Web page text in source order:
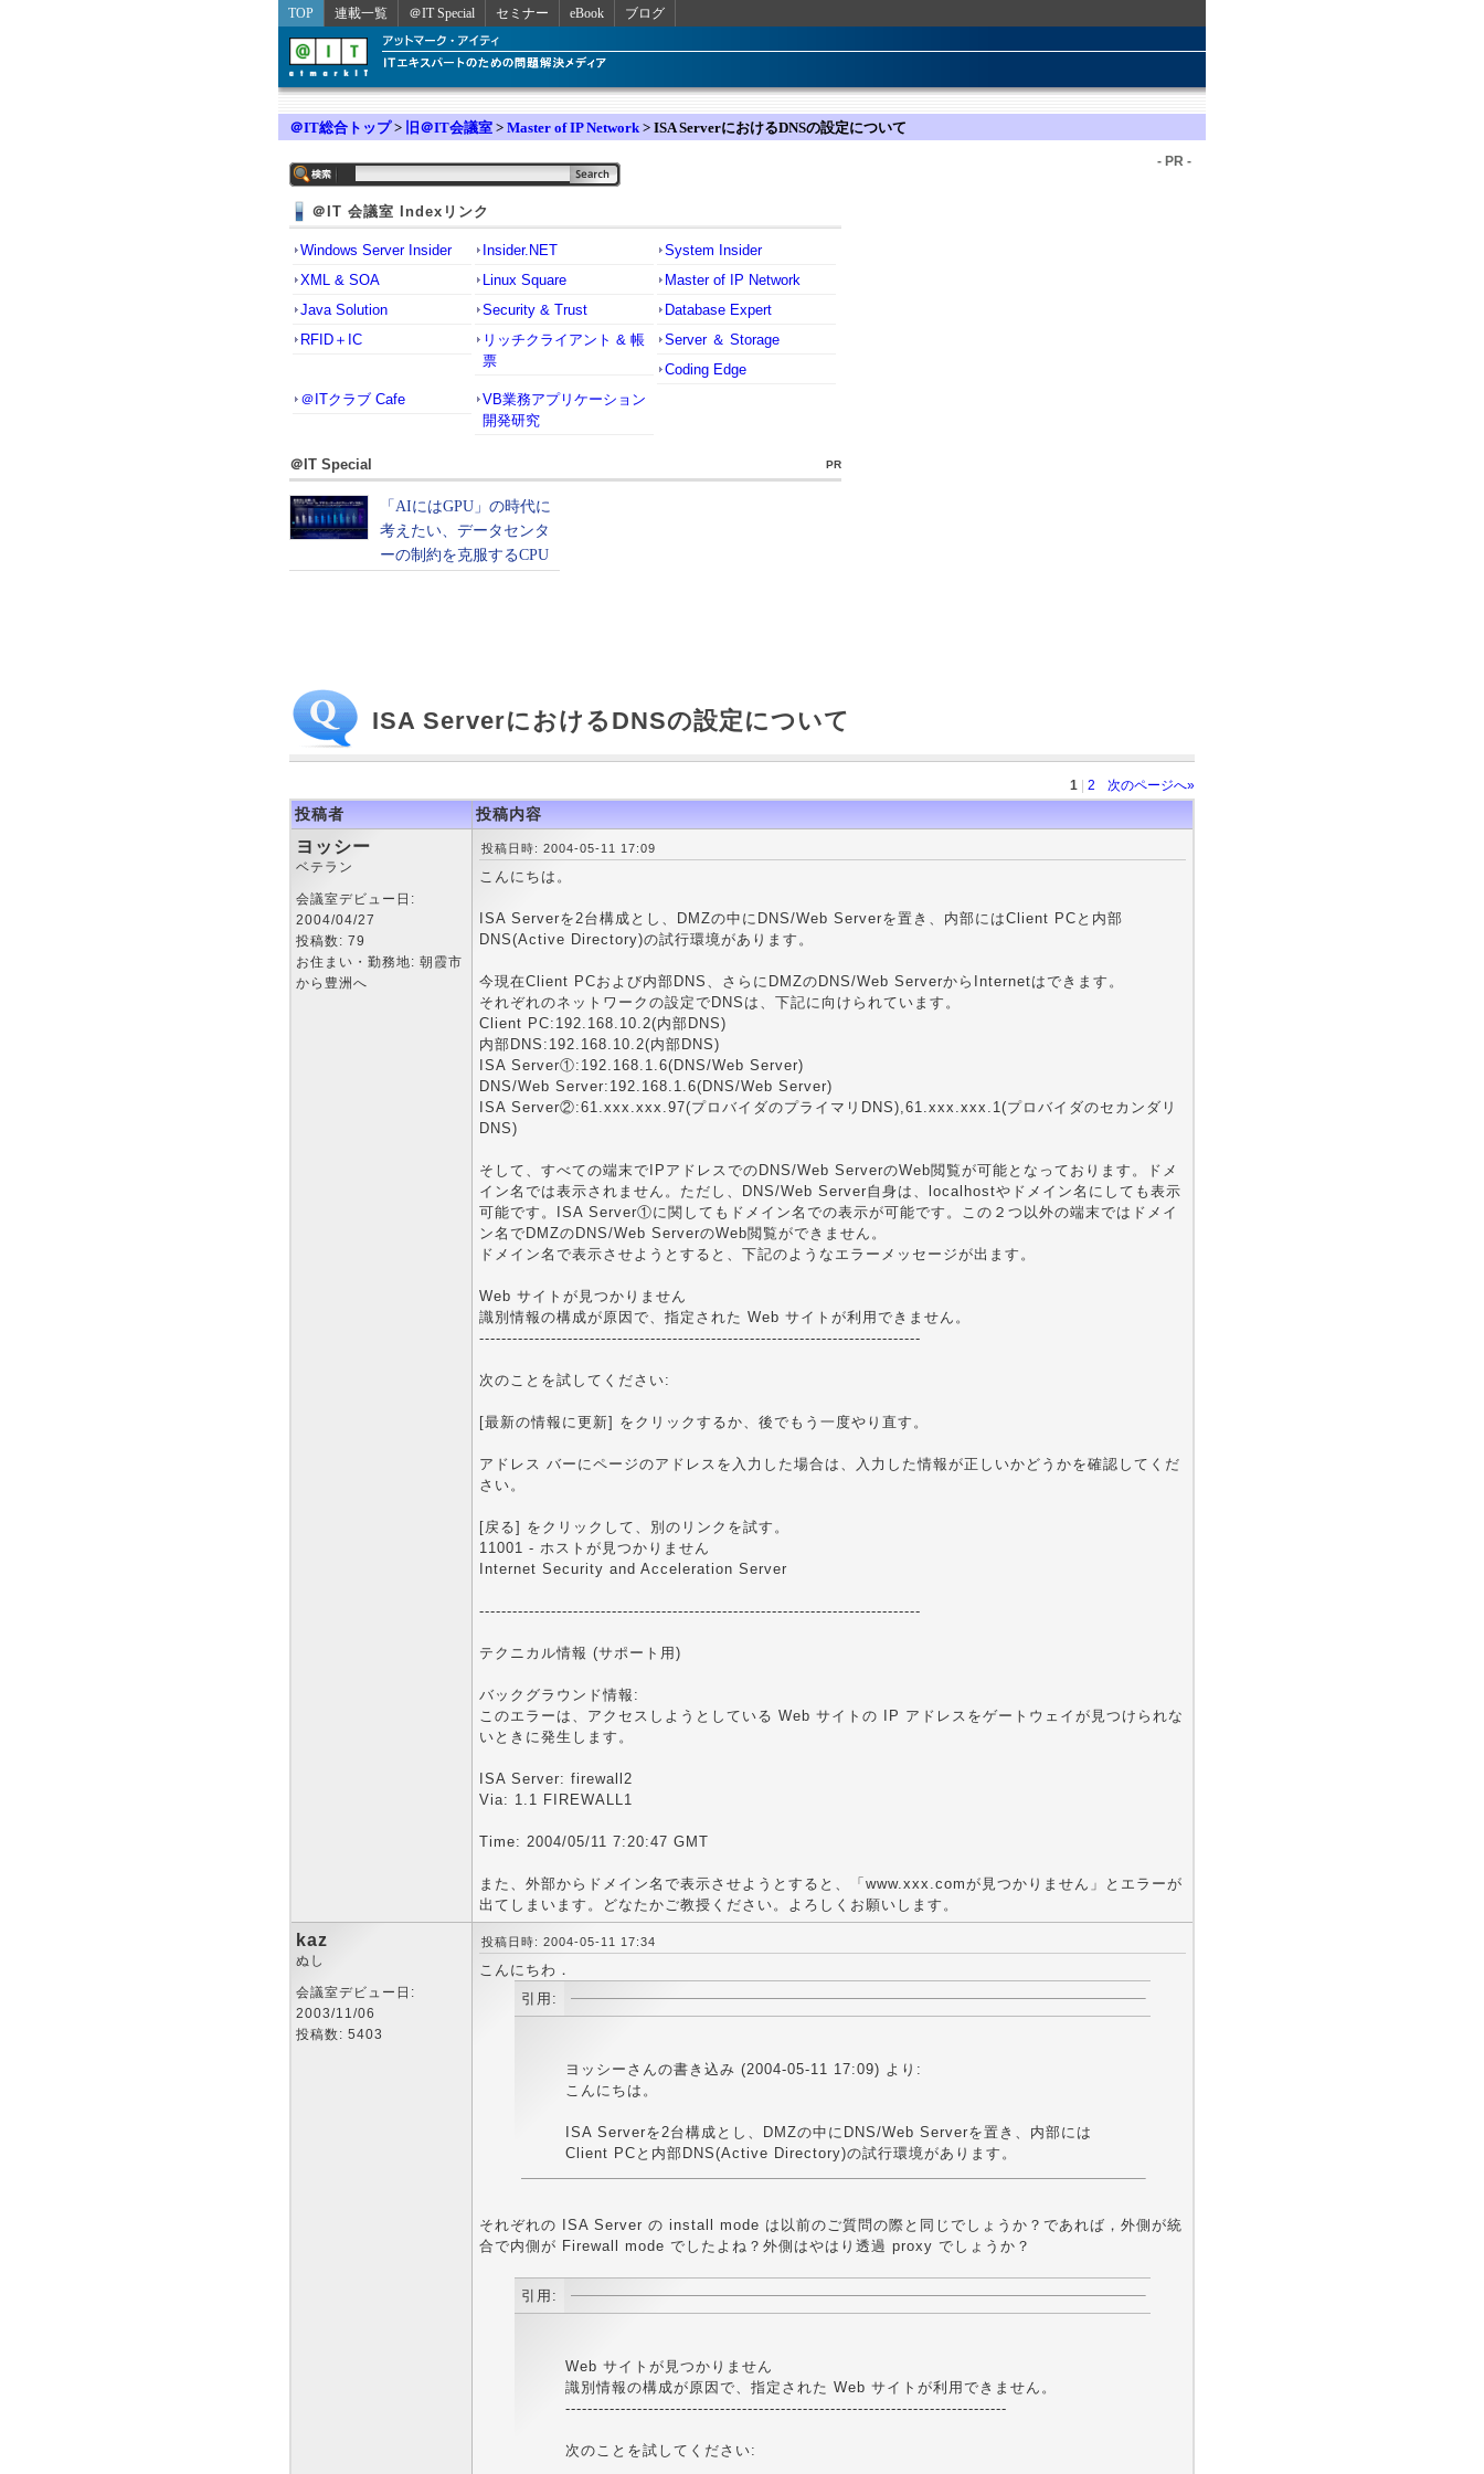
TOP 連載一覧 ＠IT Special セミナー eBook ブログ
＠IT総合トップ> 旧＠IT会議室 > Master of IP Network > ISA ServerにおけるDNSの設定について
＠IT 会議室 Indexリンク
Windows Server Insider Insider.NET
System Insider
XML & SOA
Linux Square
Master of IP Network
Java Solution
Security & Trust
Database Expert
RFID＋IC
リッチクライアント & 帳
票
Server ＆ Storage
Coding Edge
＠ITクラブ Cafe
VB業務アプリケーション
開発研究
＠IT Special PR
- PR -
ISA ServerにおけるDNSの設定について
1 2 次のページへ»
投稿者 投稿内容
ヨッシー
ベテラン
会議室デビュー日:
2004/04/27
投稿数: 79
お住まい・勤務地: 朝霞市
から豊洲へ
投稿日時: 2004-05-11 17:09
こんにちは。
ISA Serverを2台構成とし、DMZの中にDNS/Web Serverを置き、内部にはClient PCと内部
DNS(Active Directory)の試行環境があります。
今現在Client PCおよび内部DNS、さらにDMZのDNS/Web ServerからInternetはできます。
それぞれのネットワークの設定でDNSは、下記に向けられています。
Client PC:192.168.10.2(内部DNS)
内部DNS:192.168.10.2(内部DNS)
ISA Server①:192.168.1.6(DNS/Web Server)
DNS/Web Server:192.168.1.6(DNS/Web Server)
ISA Server②:61.xxx.xxx.97(プロバイダのプライマリDNS),61.xxx.xxx.1(プロバイダのセカンダリ
DNS)
そして、すべての端末でIPアドレスでのDNS/Web ServerのWeb閲覧が可能となっております。ドメ
イン名では表示されません。ただし、DNS/Web Server自身は、localhostやドメイン名にしても表示
可能です。ISA Server①に関してもドメイン名での表示が可能です。この２つ以外の端末ではドメイ
ン名でDMZのDNS/Web ServerのWeb閲覧ができません。
ドメイン名で表示させようとすると、下記のようなエラーメッセージが出ます。
Web サイトが見つかりません
識別情報の構成が原因で、指定された Web サイトが利用できません。
--------------------------------------------------------------------------------
次のことを試してください:
[最新の情報に更新] をクリックするか、後でもう一度やり直す。
アドレス バーにページのアドレスを入力した場合は、入力した情報が正しいかどうかを確認してくだ
さい。
[戻る] をクリックして、別のリンクを試す。
11001 - ホストが見つかりません
Internet Security and Acceleration Server
--------------------------------------------------------------------------------
テクニカル情報 (サポート用)
バックグラウンド情報:
このエラーは、アクセスしようとしている Web サイトの IP アドレスをゲートウェイが見つけられな
いときに発生します。
ISA Server: firewall2
Via: 1.1 FIREWALL1
Time: 2004/05/11 7:20:47 GMT
また、外部からドメイン名で表示させようとすると、「www.xxx.comが見つかりません」とエラーが
出てしまいます。どなたかご教授ください。よろしくお願いします。
kaz
ぬし
会議室デビュー日:
2003/11/06
投稿数: 5403
投稿日時: 2004-05-11 17:34
こんにちわ．
引用:
ヨッシーさんの書き込み (2004-05-11 17:09) より:
こんにちは。
ISA Serverを2台構成とし、DMZの中にDNS/Web Serverを置き、内部には
Client PCと内部DNS(Active Directory)の試行環境があります。
それぞれの ISA Server の install mode は以前のご質問の際と同じでしょうか？であれば，外側が統
合で内側が Firewall mode でしたよね？外側はやはり透過 proxy でしょうか？
引用:
Web サイトが見つかりません
識別情報の構成が原因で、指定された Web サイトが利用できません。
--------------------------------------------------------------------------------
次のことを試してください: